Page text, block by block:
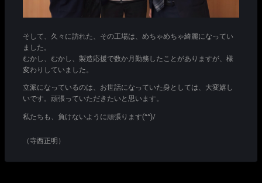
そして、久々に訪れた、その工場は、めちゃめちゃ綺麗になってい
ました。
むかし、むかし、製造応援で数か月勤務したことがありますが、様
変わりしていました。
立派になっているのは、お世話になっていた身としては、大変嬉し
いです。頑張っていただきたいと思います。
私たちも、負けないように頑張ります(^^)/
（寺西正明）